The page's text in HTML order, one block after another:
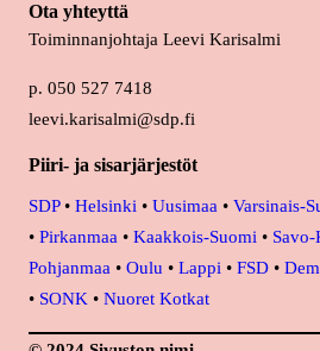
Ota yhteyttä
Toiminnanjohtaja Leevi Karisalmi
p. 050 527 7418
leevi.karisalmi@sdp.fi
Piiri- ja sisarjärjestöt
SDP• Helsinki • Uusimaa • Varsinais-
• Pirkanmaa • Kaakkois-Suomi •
Pohjanmaa • Oulu • Lappi • FSD •
• SONK • Nuoret Kotkat